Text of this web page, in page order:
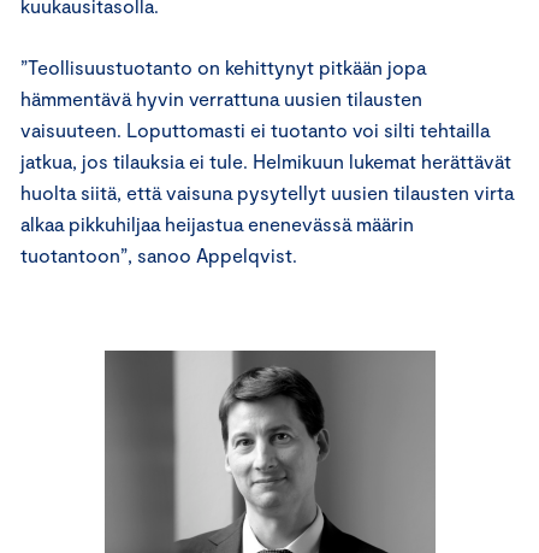
kuukausitasolla.
”Teollisuustuotanto on kehittynyt pitkään jopa
hämmentävä hyvin verrattuna uusien tilausten
vaisuuteen. Loputtomasti ei tuotanto voi silti tehtailla
jatkua, jos tilauksia ei tule. Helmikuun lukemat herättävät
huolta siitä, että vaisuna pysytellyt uusien tilausten virta
alkaa pikkuhiljaa heijastua enenevässä määrin
tuotantoon”, sanoo Appelqvist.